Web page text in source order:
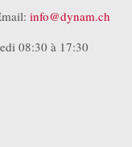
info@dynam.ch
08:30 à 17:30